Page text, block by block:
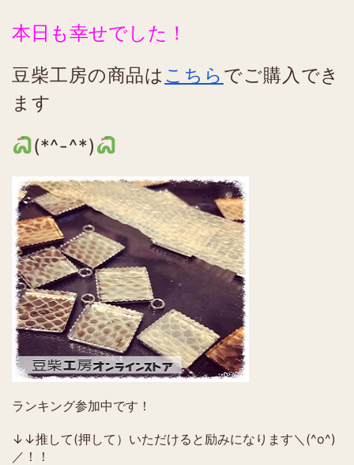
本日も幸せでした！
豆柴工房の商品は こちら でご購入でき
ます
(*^-^*)
ランキング参加中です！
↓↓推して(押して）いただけると励みになります＼(^o^)
／！！